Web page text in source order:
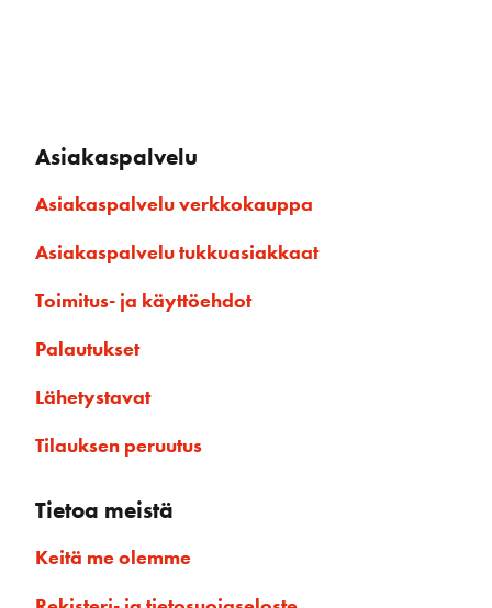
Asiakaspalvelu
Asiakaspalvelu verkkokauppa
Asiakaspalvelu tukkuasiakkaat
Toimitus- ja käyttöehdot
Palautukset
Lähetystavat
Tilauksen peruutus
Tietoa meistä
Keitä me olemme